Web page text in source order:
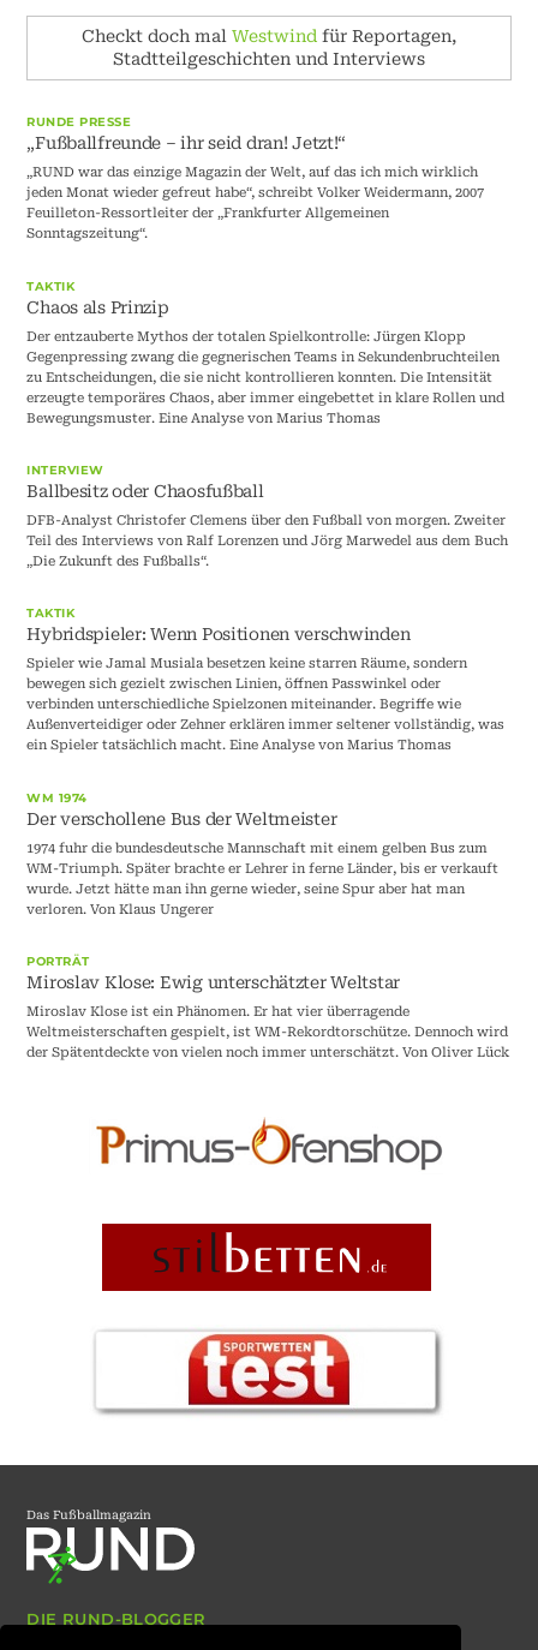
Checkt doch mal Westwind für Reportagen,
Stadtteilgeschichten und Interviews
RUNDE PRESSE
„Fußballfreunde – ihr seid dran! Jetzt!“
„RUND war das einzige Magazin der Welt, auf das ich mich wirklich
jeden Monat wieder gefreut habe“, schreibt Volker Weidermann, 2007
Feuilleton-Ressortleiter der „Frankfurter Allgemeinen
Sonntagszeitung“.
TAKTIK
Chaos als Prinzip
Der entzauberte Mythos der totalen Spielkontrolle: Jürgen Klopp
Gegenpressing zwang die gegnerischen Teams in Sekundenbruchteilen
zu Entscheidungen, die sie nicht kontrollieren konnten. Die Intensität
erzeugte temporäres Chaos, aber immer eingebettet in klare Rollen und
Bewegungsmuster. Eine Analyse von Marius Thomas
INTERVIEW
Ballbesitz oder Chaosfußball
DFB-Analyst Christofer Clemens über den Fußball von morgen. Zweiter
Teil des Interviews von Ralf Lorenzen und Jörg Marwedel aus dem Buch
„Die Zukunft des Fußballs“.
TAKTIK
Hybridspieler: Wenn Positionen verschwinden
Spieler wie Jamal Musiala besetzen keine starren Räume, sondern
bewegen sich gezielt zwischen Linien, öffnen Passwinkel oder
verbinden unterschiedliche Spielzonen miteinander. Begriffe wie
Außenverteidiger oder Zehner erklären immer seltener vollständig, was
ein Spieler tatsächlich macht. Eine Analyse von Marius Thomas
WM 1974
Der verschollene Bus der Weltmeister
1974 fuhr die bundesdeutsche Mannschaft mit einem gelben Bus zum
WM-Triumph. Später brachte er Lehrer in ferne Länder, bis er verkauft
wurde. Jetzt hätte man ihn gerne wieder, seine Spur aber hat man
verloren. Von Klaus Ungerer
PORTRÄT
Miroslav Klose: Ewig unterschätzter Weltstar
Miroslav Klose ist ein Phänomen. Er hat vier überragende
Weltmeisterschaften gespielt, ist WM-Rekordtorschütze. Dennoch wird
der Spätentdeckte von vielen noch immer unterschätzt. Von Oliver Lück
Das Fußballmagazin
DIE RUND-BLOGGER